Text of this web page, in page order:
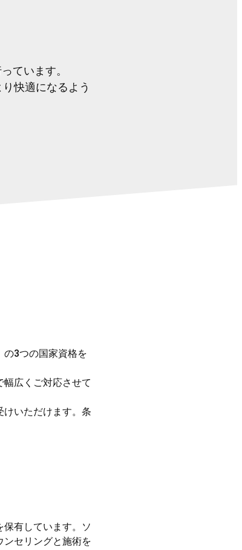
ています。
快適になるよう
の3つの国家資格を
広くご対応させて
けいただけます。条
有しています。ソ
セリングと施術を